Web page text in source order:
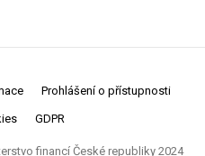
Prohlášení o přístupnosti
GDPR
financí České republiky 2024